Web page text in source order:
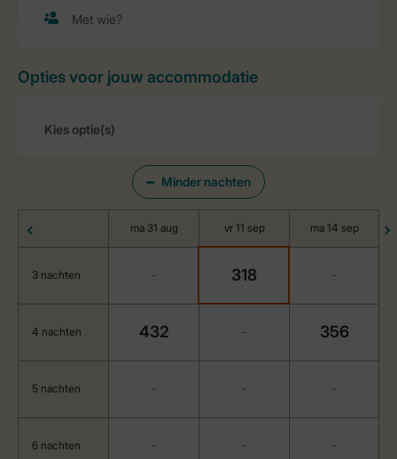
Opties voor jouw accommodatie
Minder nachten
ma 31 aug vr 11 sep ma 14 sep
3 nachten - 318 -
4 nachten 432 - 356
5 nachten - - -
6 nachten - - -